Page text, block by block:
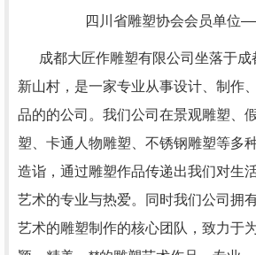
四川省雕塑协会会员单位
成都大匠作雕塑有限公司坐落于成
新山村，是一家专业从事设计、制作
品的的公司。我们公司在景观雕塑、
塑、卡通人物雕塑、不锈钢雕塑等多
造诣，通过雕塑作品传递出我们对生
艺术的专业与热爱。同时我们公司拥
艺术的雕塑制作的核心团队，致力于